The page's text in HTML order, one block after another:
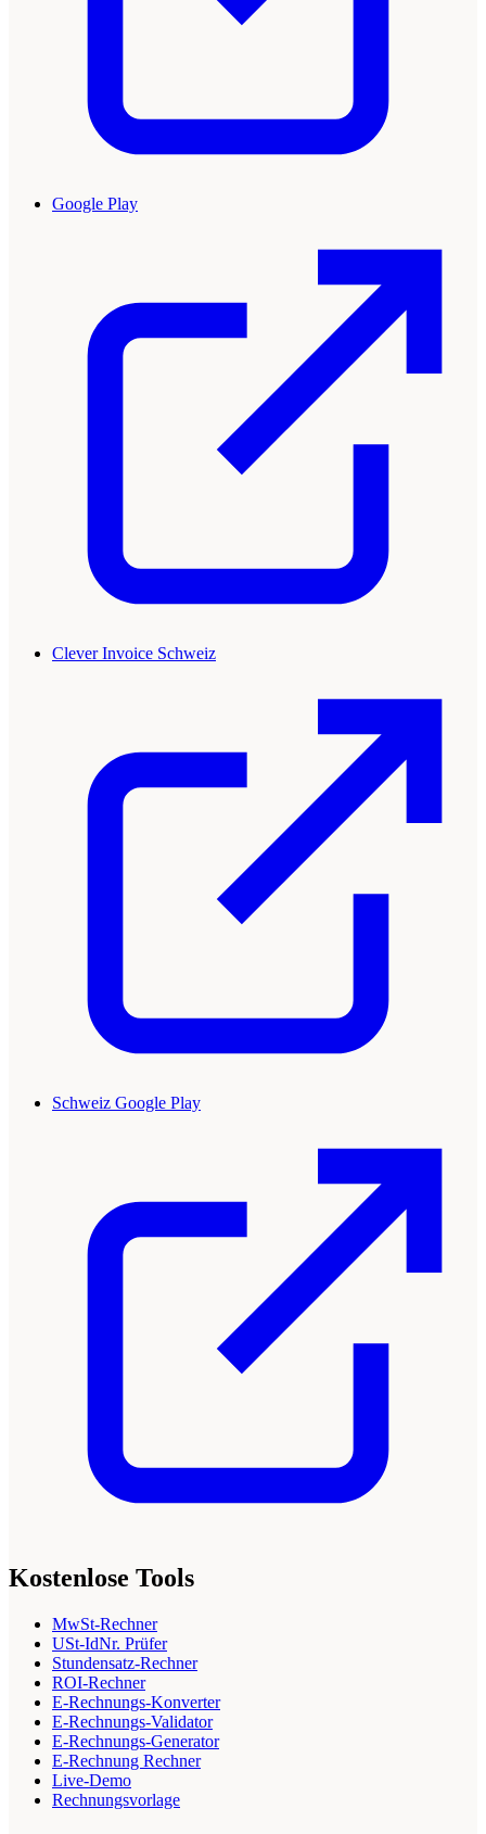
Google Play
Clever Invoice Schweiz
Schweiz Google Play
Kostenlose Tools
MwSt-Rechner
USt-IdNr. Prüfer
Stundensatz-Rechner
ROI-Rechner
E-Rechnungs-Konverter
E-Rechnungs-Validator
E-Rechnungs-Generator
E-Rechnung Rechner
Live-Demo
Rechnungsvorlage